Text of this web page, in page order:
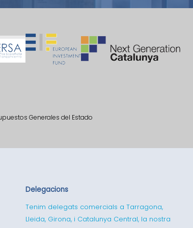
Generales del Estado
Delegacions
Tenim delegats comercials a Tarragona,
Lleida, Girona, i Catalunya Central, la nostra